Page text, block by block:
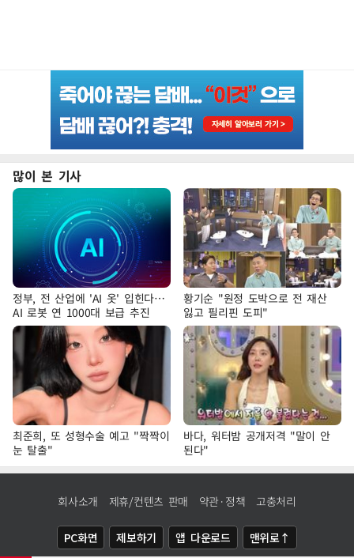
많이 본 기사
정부, 전 산업에 'AI 옷' 입힌다…
AI 로봇 연 1000대 보급 추진
황기순 "원정 도박으로 전 재산
잃고 필리핀 도피"
최준희, 또 성형수술 예고 "짝짝이
눈 탈출"
바다, 워터밤 공개저격 "말이 안
된다"
회사소개 제휴/컨텐츠 판매 약관·정책 고충처리
PC화면 제보하기 앱 다운로드 맨위로↑